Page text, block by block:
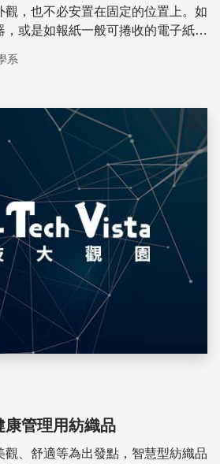
觀，也不必安置在固定的位置上。如
或是如報紙一般可捲收的電子紙顯
系
儲存
康管理用紡織品
觀、舒適等為出發點，智慧型紡織品